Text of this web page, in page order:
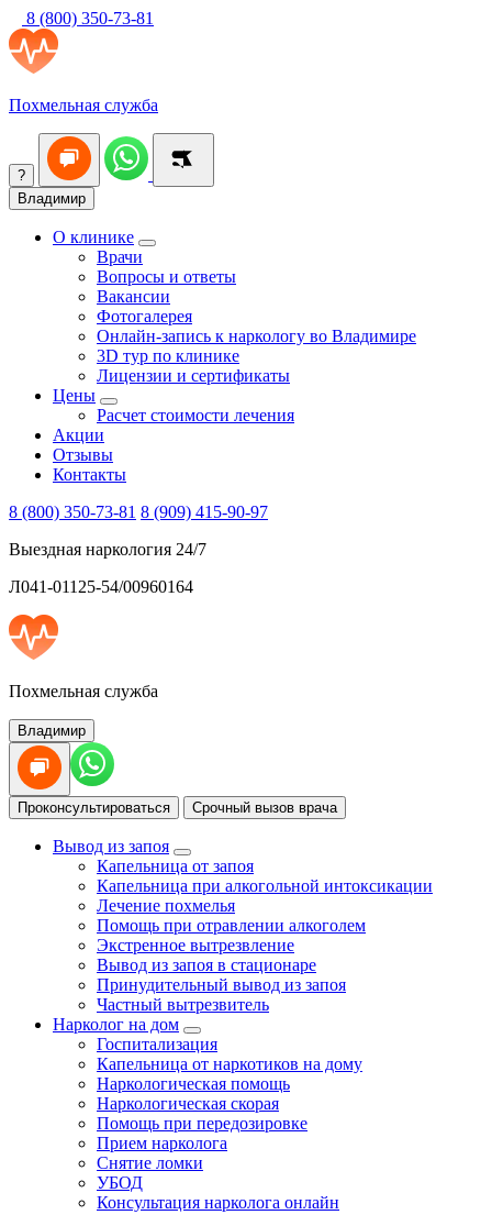
8 (800) 350-73-81
Похмельная служба
?
Владимир
О клинике
Врачи
Вопросы и ответы
Вакансии
Фотогалерея
Онлайн-запись к наркологу во Владимире
3D тур по клинике
Лицензии и сертификаты
Цены
Расчет стоимости лечения
Акции
Отзывы
Контакты
8 (800) 350-73-81 8 (909) 415-90-97
Выездная наркология 24/7
Л041-01125-54/00960164
Похмельная служба
Владимир
Проконсультироваться Срочный вызов врача
Вывод из запоя
Капельница от запоя
Капельница при алкогольной интоксикации
Лечение похмелья
Помощь при отравлении алкоголем
Экстренное вытрезвление
Вывод из запоя в стационаре
Принудительный вывод из запоя
Частный вытрезвитель
Нарколог на дом
Госпитализация
Капельница от наркотиков на дому
Наркологическая помощь
Наркологическая скорая
Помощь при передозировке
Прием нарколога
Снятие ломки
УБОД
Консультация нарколога онлайн